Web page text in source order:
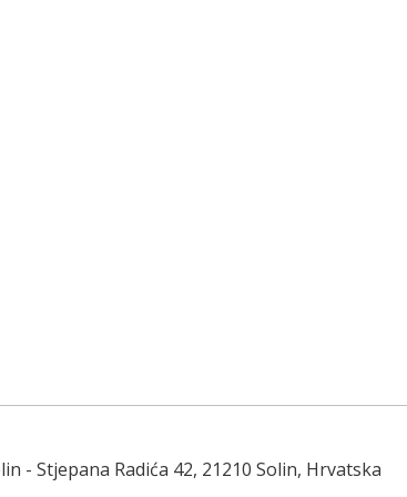
- Stjepana Radića 42, 21210 Solin, Hrvatska